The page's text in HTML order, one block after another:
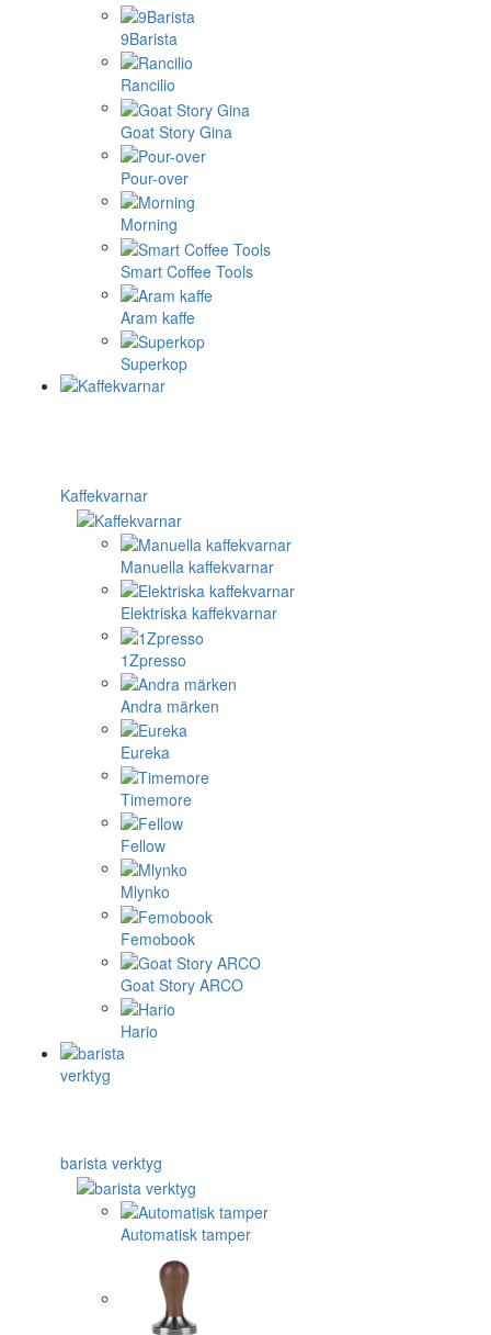
9Barista
Rancilio
Goat Story Gina
Pour-over
Morning
Smart Coffee Tools
Aram kaffe
Superkop
Kaffekvarnar
Manuella kaffekvarnar
Elektriska kaffekvarnar
1Zpresso
Andra märken
Eureka
Timemore
Fellow
Mlynko
Femobook
Goat Story ARCO
Hario
barista verktyg
Automatisk tamper